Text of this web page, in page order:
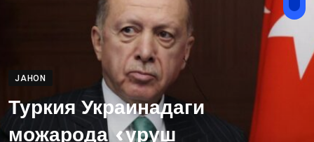
JAHON
Туркия Украинадаги
можарода «уруш